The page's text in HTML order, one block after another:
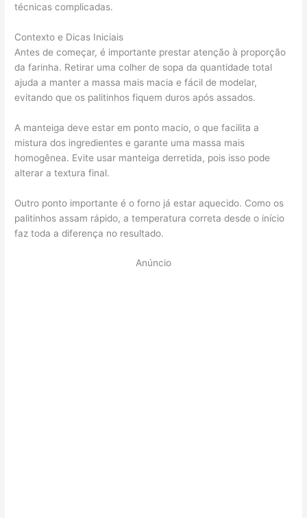
técnicas complicadas.
Contexto e Dicas Iniciais
Antes de começar, é importante prestar atenção à proporção
da farinha. Retirar uma colher de sopa da quantidade total
ajuda a manter a massa mais macia e fácil de modelar,
evitando que os palitinhos fiquem duros após assados.
A manteiga deve estar em ponto macio, o que facilita a
mistura dos ingredientes e garante uma massa mais
homogênea. Evite usar manteiga derretida, pois isso pode
alterar a textura final.
Outro ponto importante é o forno já estar aquecido. Como os
palitinhos assam rápido, a temperatura correta desde o início
faz toda a diferença no resultado.
Anúncio